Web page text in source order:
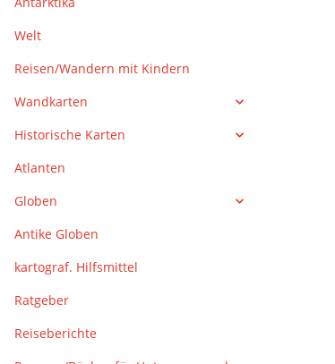
Welt
Reisen/Wandern mit Kindern
Wandkarten
Historische Karten
Atlanten
Globen
Antike Globen
kartograf. Hilfsmittel
Ratgeber
Reiseberichte